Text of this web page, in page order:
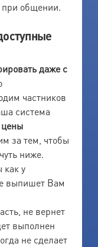
при общении.
даже с
частников
система
цены
за тем, чтобы
ниже.
как у
выпишет Вам
не вернет
выполнен
не сделает